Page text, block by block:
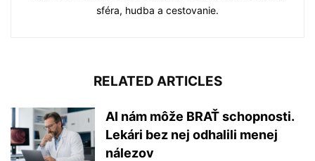
sféra, hudba a cestovanie.
RELATED ARTICLES
AI nám môže BRAŤ schopnosti.
Lekári bez nej odhalili menej
nálezov